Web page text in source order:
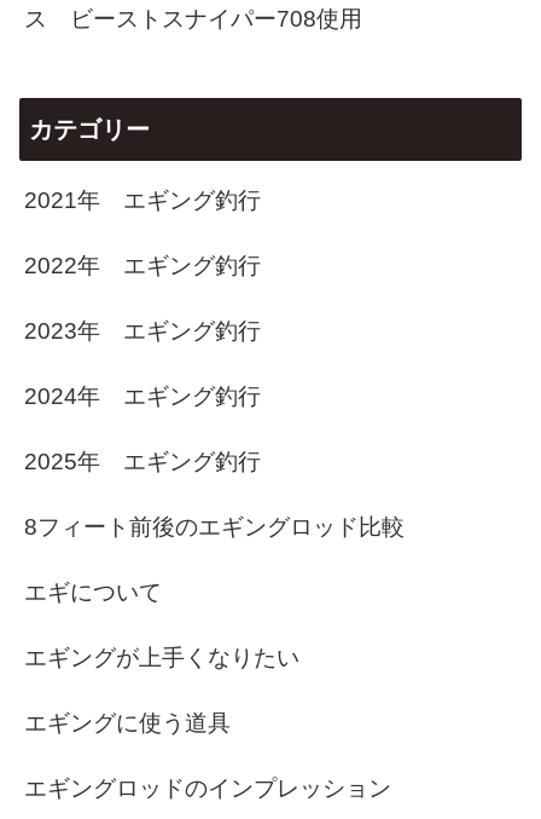
ス ビーストスナイパー708使用
カテゴリー
2021年 エギング釣行
2022年 エギング釣行
2023年 エギング釣行
2024年 エギング釣行
2025年 エギング釣行
8フィート前後のエギングロッド比較
エギについて
エギングが上手くなりたい
エギングに使う道具
エギングロッドのインプレッション